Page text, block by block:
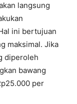
langsung
ini bertujuan
maksimal. Jika
diperoleh
bawang
per